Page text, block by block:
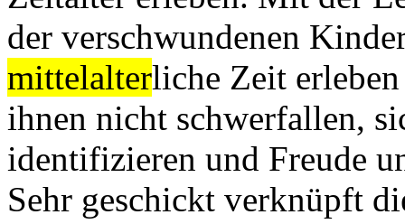
der verschwundenen
mittelalterliche Zeit
ihnen nicht schwerfallen,
identifizieren und Freude
Sehr geschickt verknüpft